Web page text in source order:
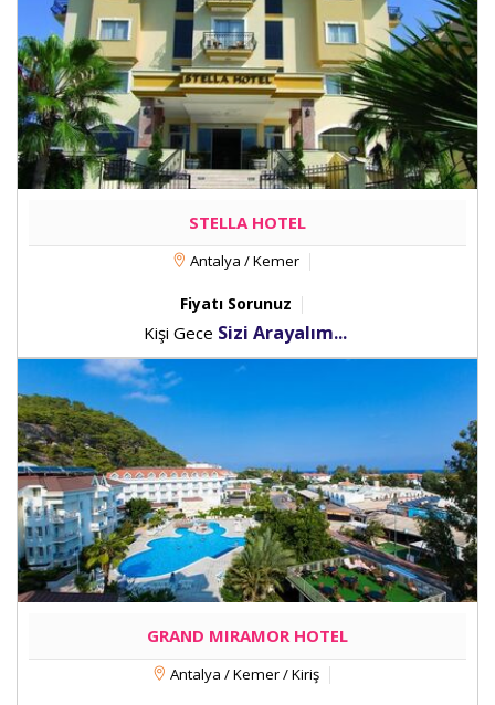
STELLA HOTEL
Antalya / Kemer
Fiyatı Sorunuz
Kişi Gece Sizi Arayalım...
GRAND MIRAMOR HOTEL
Antalya / Kemer / Kiriş